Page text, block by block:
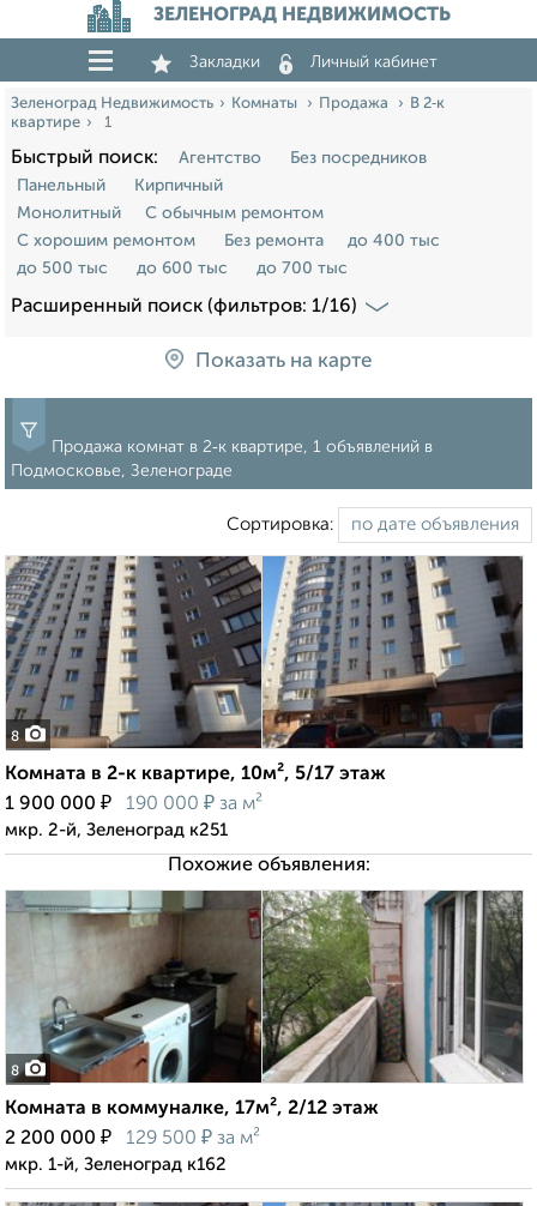
ЗЕЛЕНОГРАД НЕДВИЖИМОСТЬ
Закладки Личный кабинет
Зеленоград Недвижимость Комнаты Продажа
В 2‑к
квартире
1
Быстрый поиск: Агентство
Без посредников
Панельный
Кирпичный
Монолитный
С обычным ремонтом
С хорошим ремонтом
Без ремонта
до 400 тыс
до 500 тыс
до 600 тыс до 700 тыс
Расширенный поиск (фильтров: 1/16)
Показать на карте
Продажа комнат в 2‑к квартире, 1 объявлений в
Подмосковье, Зеленограде
Сортировка:
8
Комната в 2-к квартире, 10м², 5/17 этаж
1 900 000 ₽ 190 000 ₽ за м²
мкр. 2-й, Зеленоград к251
Похожие объявления:
8
Комната в коммуналке, 17м², 2/12 этаж
2 200 000 ₽ 129 500 ₽ за м²
мкр. 1-й, Зеленоград к162